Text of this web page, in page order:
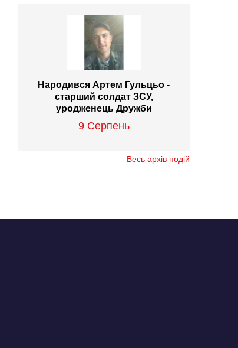
Народився Артем Гульцьо -
старший солдат ЗСУ,
уродженець Дружби
9 Серпень
Весь архів подій